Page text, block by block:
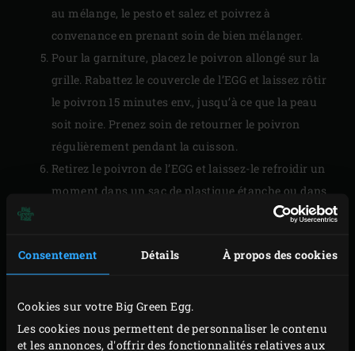
Consentement Détails À propos des cookies
Cookies sur votre Big Green Egg.
Les cookies nous permettent de personnaliser le contenu
et les annonces, d'offrir des fonctionnalités relatives aux
au mélange, le pesto et salez et poivrez à
convenance en prenant soin de bien mélanger.
Pour la garniture, placez le poivron allongé sur la
grille. Rabattez le couvercle de l’EGG et laissez rôtir
le poivron 15 minutes env., jusqu’à ce que la peau
soit noire. Prenez soin de retourner le poivron
régulièrement pendant la cuisson.
Retirez le poivron de l’EGG et laissez-le refroidir un
moment dans un sac de plastique étanche ou dans